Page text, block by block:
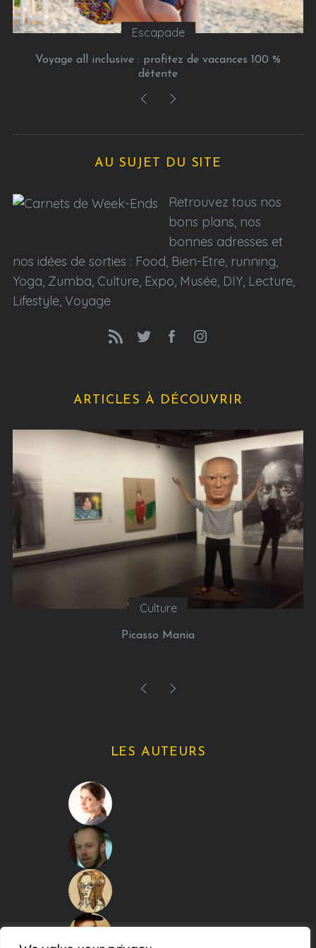
Escapade
Voyage all inclusive : profitez de vacances 100 %
détente
AU SUJET DU SITE
Retrouvez tous nos
bons plans, nos
bonnes adresses et
nos idées de sorties : Food, Bien-Etre, running,
Yoga, Zumba, Culture, Expo, Musée, DIY, Lecture,
Lifestyle, Voyage
ARTICLES À DÉCOUVRIR
Culture
Picasso Mania
LES AUTEURS